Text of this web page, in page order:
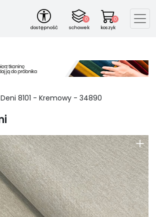
dostępność
0
schowek
0
koszyk
8101 - Kremowy - 34890
+